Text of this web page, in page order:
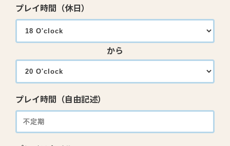
プレイ時間（休日）
から
プレイ時間（自由記述）